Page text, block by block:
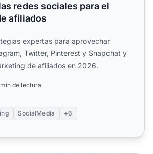
redes sociales para el
afiliados
expertas para aprovechar
Twitter, Pinterest y Snapchat y
de afiliados en 2026.
de lectura
SocialMedia +6